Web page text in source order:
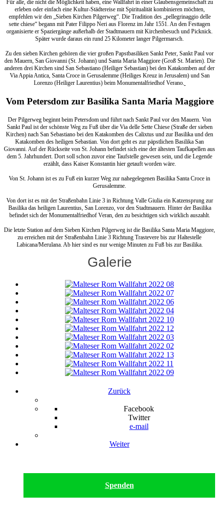
Für alle, die nicht die Möglichkeit haben, eine Wallfahrt in einer Glaubensgemeinschaft zu
erleben oder einfach eine Kultur-Städtereise mit Spiritualität kombinieren möchten,
empfehlen wir den „Sieben Kirchen Pilgerweg“. Die Tradition des „pellegrinaggio delle
sette chiese“ begann mit Pater Filippo Neri aus Florenz im Jahr 1551. An den Festtagen
organisierte er Spaziergänge außerhalb der Stadtmauern mit Kirchenbesuch und Picknick.
Später wurde daraus ein rund 25 Kilometer langer Pilgermarsch.
Zu den sieben Kirchen gehören die vier großen Papstbasiliken Sankt Peter, Sankt Paul vor
den Mauern, San Giovanni (St. Johann) und Santa Maria Maggiore (Groß St. Marien). Die
anderen drei Kirchen sind San Sebastiano (Heiliger Sebastian) bei den Katakomben auf der
Via Appia Antica, Santa Croce in Gerusalemme (Heiliges Kreuz in Jerusalem) und San
Lorenzo (Heiliger Laurentius) beim Monumentalfriedhof Verano.
Vom Petersdom zur Basilika Santa Maria Maggiore
Der Pilgerweg beginnt beim Petersdom und führt nach Sankt Paul vor den Mauern. Von
Sankt Paul ist der schönste Weg zu Fuß über die Via delle Sette Chiese (Straße der sieben
Kirchen) nach San Sebastiano bei den Katakomben des Calixtus und zur Basilika und den
Katakomben des heiligen Sebastian. Von dort geht es zur päpstlichen Basilika San
Giovanni. Auf der Rückseite von St. Johann befindet sich eine der ältesten Taufkapellen aus
dem 5. Jahrhundert. Dort soll schon zuvor eine Taufstelle gewesen sein, und die Legende
erzählt, dass Kaiser Konstantin hier getauft worden wäre.
Von St. Johann ist es zu Fuß ein kurzer Weg zur nahegelegenen Basilika Santa Croce in
Gerusalemme.
Von dort ist es mit der Straßenbahn Linie 3 in Richtung Valle Giulia ein Katzensprung zur
Basilika das heiligen Laurentius, San Lorenzo, vor den Stadtmauern. Hinter der Basilika
befindet sich der Monumentalfriedhof Veran, den zu besichtigen sich wirklich auszahlt.
Die letzte Station auf dem Sieben Kirchen Pilgerweg ist die Basilika Santa Maria Maggiore,
zu erreichen mit der Straßenbahn Linie 3 Richtung Trastevere bis zur Haltestelle
Labicana/Merulana. Ab hier sind es nur wenige Minuten zu Fuß bis zur Basilika.
Galerie
Zurück
Facebook
Twitter
e-mail
Weiter
Spenden